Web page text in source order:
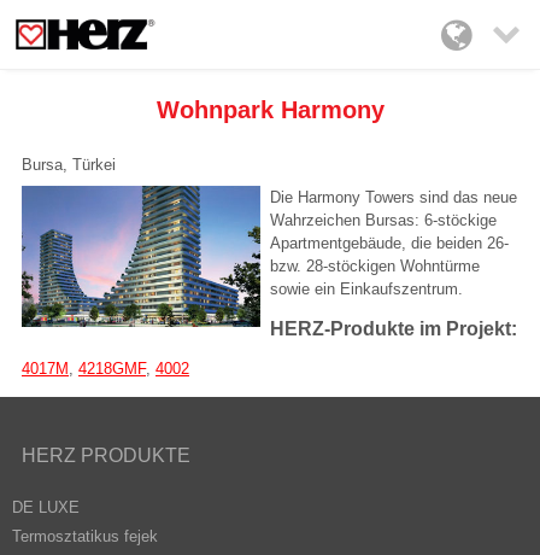

Wohnpark Harmony
Bursa, Türkei
Die Harmony Towers sind das neue
Wahrzeichen Bursas: 6-stöckige
Apartmentgebäude, die beiden 26-
bzw. 28-stöckigen Wohntürme
sowie ein Einkaufszentrum.
HERZ-Produkte im Projekt:
4017M , 4218GMF, 4002
HERZ PRODUKTE
DE LUXE
Termosztatikus fejek